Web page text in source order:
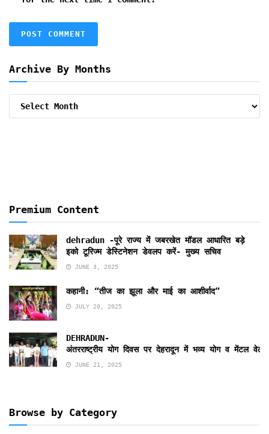
Archive By Months
Archive
Premium Content
dehradun -पूरे राज्य में जबरखेत मॉडल आधारित बड़े
इको टूरिज्म डेस्टिनेशन डेवलप करें- मुख्य सचिव
JUNE 3, 2025
कहानी: “तीज का झूला और माई का आशीर्वाद”
JULY 20, 2025
DEHRADUN-
अंतरराष्ट्रीय योग दिवस पर देहरादून में भव्य योग व मेंटल
JUNE 21, 2025
Browse by Category